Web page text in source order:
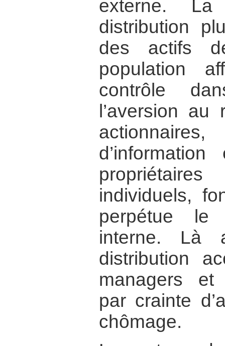
externe.
distribution
des actifs
population
contrôle
l’aversion
individuels,
perpétue le
interne. Là
distribution
managers et
par crainte
chômage.